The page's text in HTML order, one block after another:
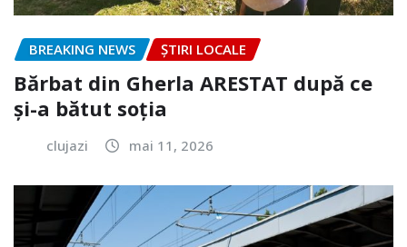
BREAKING NEWS ȘTIRI LOCALE
Bărbat din Gherla ARESTAT după ce
și-a bătut soția
clujazi mai 11, 2026